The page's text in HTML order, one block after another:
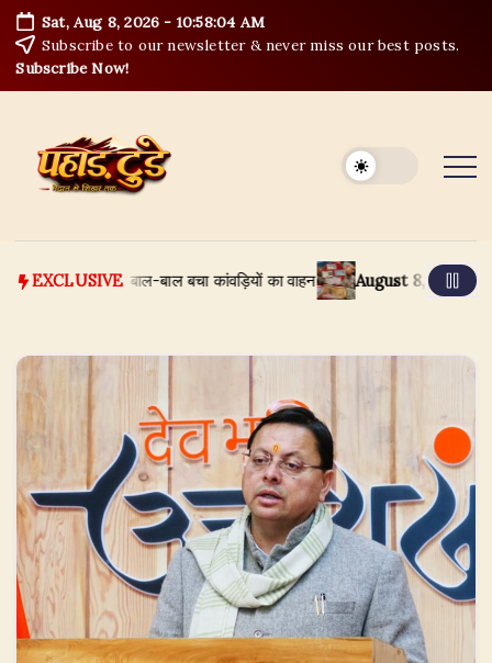
Skip
to
content
Sat, Aug 8, 2026 -10:58:05 AM
Subscribe to our newsletter & never miss our best posts.
Subscribe Now!
EXCLUSIVE
में समाने से बाल-बाल बचा कांवड़ियों का वाहन August 8, 2026हरिद्वार